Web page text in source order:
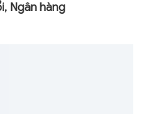
Ngân hàng